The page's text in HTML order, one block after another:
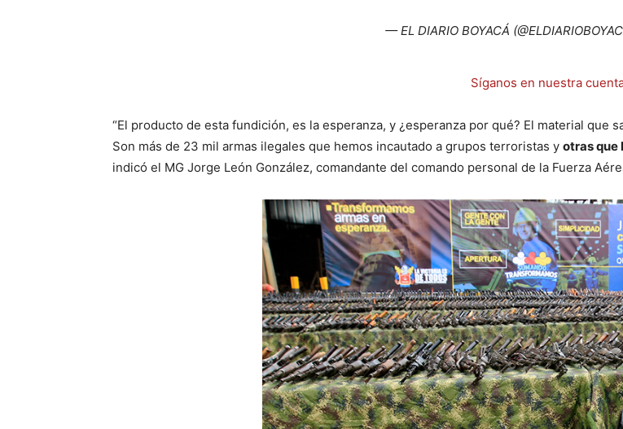
— EL DIARIO BOYACÁ
Síganos en nuestra
“El producto de esta fundición, es la esperanza, y ¿esperanza por qué? El material que
Son más de 23 mil armas ilegales que hemos incautado a grupos terroristas y otras que
indicó el MG Jorge León González, comandante del comando personal de la Fuerza